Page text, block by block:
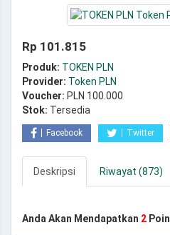
Rp 101.815
Produk: TOKEN PLN
Provider: Token PLN
Voucher: PLN 100.000
Stok: Tersedia
Facebook Twitter
Deskripsi Riwayat (873)
Anda Akan Mendapatkan 2 Poin